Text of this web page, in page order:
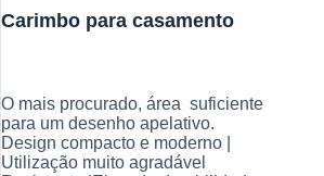
Carimbo para casamento
O mais procurado, área suficiente
para um desenho apelativo.
Design compacto e moderno |
Utilização muito agradável